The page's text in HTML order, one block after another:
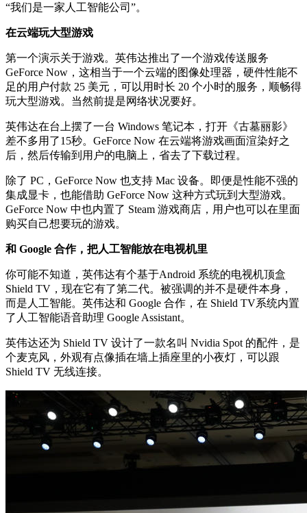
“我们是一家人工智能公司”。
在云端玩大型游戏
第一个演示关于游戏。英伟达推出了一个游戏传送服务
GeForce Now，这相当于一个云端的图像处理器，硬件性能不
足的用户付款 25 美元，可以用时长 20 个小时的服务，顺畅得
玩大型游戏。当然前提是网络状况要好。
英伟达在台上摆了一台 Windows 笔记本，打开《古墓丽影》
差不多用了15秒。GeForce Now 在云端将游戏画面渲染好之
后，然后传输到用户的电脑上，省去了下载过程。
除了 PC，GeForce Now 也支持 Mac 设备。即便是性能不强的
集成显卡，也能借助 GeForce Now 这种方式玩到大型游戏。
GeForce Now 中也内置了 Steam 游戏商店，用户也可以在里面
购买自己想要玩的游戏。
和 Google 合作，把人工智能放在电视机里
你可能不知道，英伟达有个基于Android 系统的电视机顶盒
Shield TV，现在它有了第二代。被强调的并不是硬件本身，
而是人工智能。英伟达和 Google 合作，在 Shield TV系统内置
了人工智能语音助理 Google Assistant。
英伟达还为 Shield TV 设计了一款名叫 Nvidia Spot 的配件，是
个麦克风，外观有点像插在墙上插座里的小夜灯，可以跟
Shield TV 无线连接。